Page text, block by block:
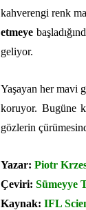
kahverengi renk
etmeye
geliyor.
Yaşayan her mavi
koruyor. Bugüne
gözlerin
Yazar: Piotr
Çeviri: Sümeyye
Kaynak: IFL